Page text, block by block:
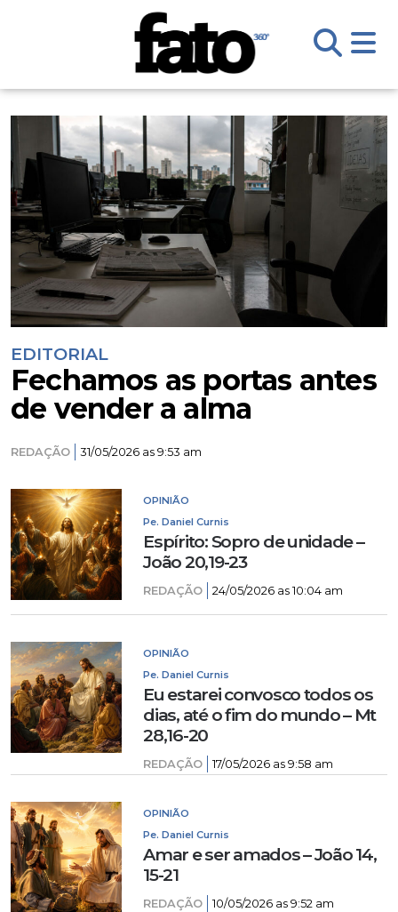
EDITORIAL
Fechamos as portas antes
de vender a alma
REDAÇÃO 31/05/2026 as 9:53 am
OPINIÃO
Pe. Daniel Curnis
Espírito: Sopro de unidade –
João 20,19-23
REDAÇÃO 24/05/2026 as 10:04 am
OPINIÃO
Pe. Daniel Curnis
Eu estarei convosco todos os
dias, até o fim do mundo – Mt
28,16-20
REDAÇÃO 17/05/2026 as 9:58 am
OPINIÃO
Pe. Daniel Curnis
Amar e ser amados – João 14,
15-21
REDAÇÃO 10/05/2026 as 9:52 am